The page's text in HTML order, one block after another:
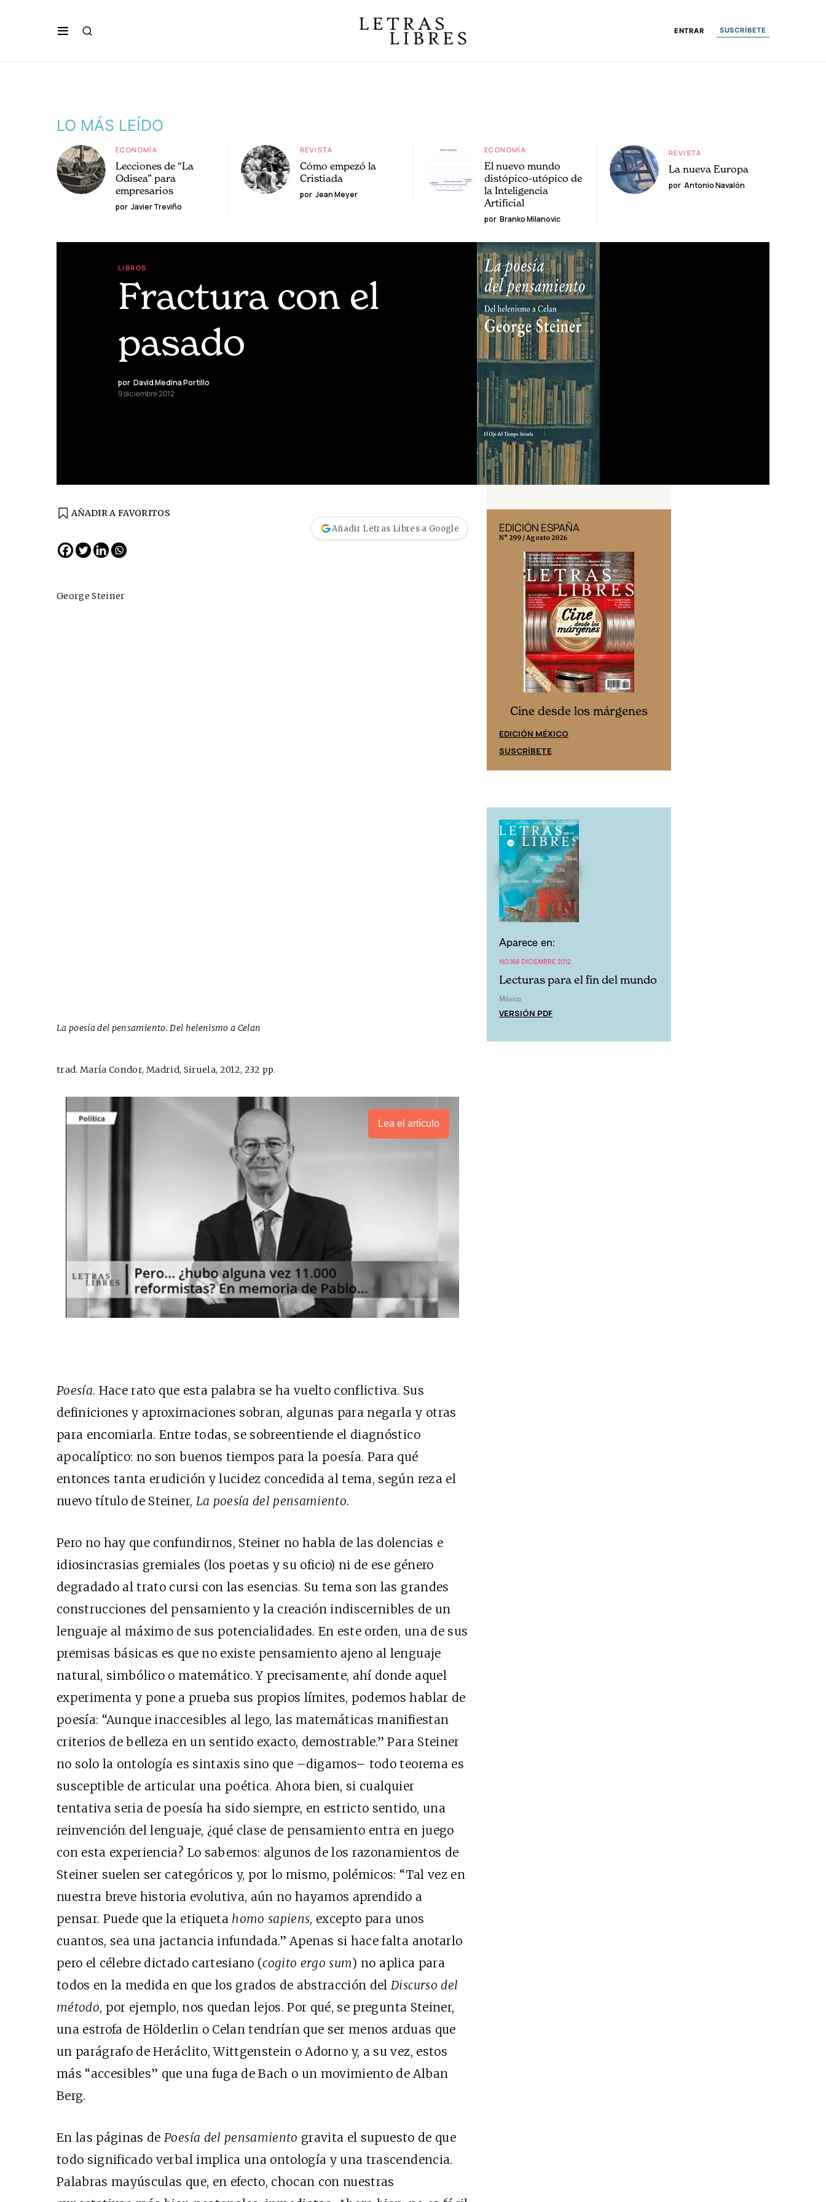
ENTRAR SUSCRÍBETE
LO MÁS LEÍDO
ECONOMÍA
Lecciones de “La
Odisea” para
empresarios
por Javier Treviño
REVISTA
Cómo empezó la
Cristiada
por Jean Meyer
ECONOMÍA
El nuevo mundo
distópico-utópico de
la Inteligencia
Artificial
por Branko Milanovic
REVISTA
La nueva Europa
por Antonio Navalón
LIBROS
Fractura con el
pasado
por David Medina Portillo
9 diciembre 2012
AÑADIR A FAVORITOS
Añadir Letras Libres a Google
George Steiner
La poesía del pensamiento. Del helenismo a Celan
trad. María Condor, Madrid, Siruela, 2012, 232 pp.
Lea el artículo
Poesía. Hace rato que esta palabra se ha vuelto conflictiva. Sus
definiciones y aproximaciones sobran, algunas para negarla y otras
para encomiarla. Entre todas, se sobreentiende el diagnóstico
apocalíptico: no son buenos tiempos para la poesía. Para qué
entonces tanta erudición y lucidez concedida al tema, según reza el
nuevo título de Steiner, La poesía del pensamiento.
Pero no hay que confundirnos, Steiner no habla de las dolencias e
idiosincrasias gremiales (los poetas y su oficio) ni de ese género
degradado al trato cursi con las esencias. Su tema son las grandes
construcciones del pensamiento y la creación indiscernibles de un
lenguaje al máximo de sus potencialidades. En este orden, una de sus
premisas básicas es que no existe pensamiento ajeno al lenguaje
natural, simbólico o matemático. Y precisamente, ahí donde aquel
experimenta y pone a prueba sus propios límites, podemos hablar de
poesía: “Aunque inaccesibles al lego, las matemáticas manifiestan
criterios de belleza en un sentido exacto, demostrable.” Para Steiner
no solo la ontología es sintaxis sino que –digamos– todo teorema es
susceptible de articular una poética. Ahora bien, si cualquier
tentativa seria de poesía ha sido siempre, en estricto sentido, una
reinvención del lenguaje, ¿qué clase de pensamiento entra en juego
con esta experiencia? Lo sabemos: algunos de los razonamientos de
Steiner suelen ser categóricos y, por lo mismo, polémicos: “Tal vez en
nuestra breve historia evolutiva, aún no hayamos aprendido a
pensar. Puede que la etiqueta homo sapiens, excepto para unos
cuantos, sea una jactancia infundada.” Apenas si hace falta anotarlo
pero el célebre dictado cartesiano (cogito ergo sum) no aplica para
todos en la medida en que los grados de abstracción delDiscurso del
método, por ejemplo, nos quedan lejos. Por qué, se pregunta Steiner,
una estrofa de Hölderlin o Celan tendrían que ser menos arduas que
un parágrafo de Heráclito, Wittgenstein o Adorno y, a su vez, estos
más “accesibles” que una fuga de Bach o un movimiento de Alban
Berg.
En las páginas dePoesía del pensamiento gravita el supuesto de que
todo significado verbal implica una ontología y una trascendencia.
Palabras mayúsculas que, en efecto, chocan con nuestras
EDICIÓN MÉXICO
N° 332 / Agosto 2026
EDICIÓN ESPAÑA
N° 299 / Agosto 2026
Cine desde los márgenes
EDICIÓN MÉXICO
SUSCRÍBETE
Aparece en:
NO.168 DICIEMBRE 2012
Lecturas para el fin del mundo
México
VERSIÓN PDF